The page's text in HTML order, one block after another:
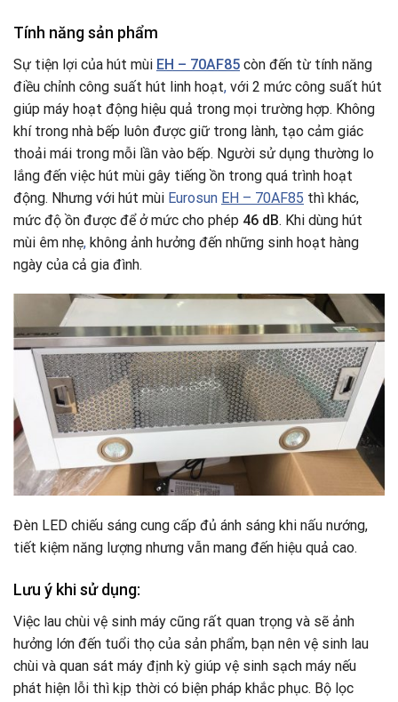
Tính năng sản phẩm
Sự tiện lợi của hút mùi EH – 70AF85 còn đến từ tính năng
điều chỉnh công suất hút linh hoạt, với 2 mức công suất hút
giúp máy hoạt động hiệu quả trong mọi trường hợp. Không
khí trong nhà bếp luôn được giữ trong lành, tạo cảm giác
thoải mái trong mỗi lần vào bếp. Người sử dụng thường lo
lắng đến việc hút mùi gây tiếng ồn trong quá trình hoạt
động. Nhưng với hút mùi Eurosun EH – 70AF85 thì khác,
mức độ ồn được để ở mức cho phép 46 dB. Khi dùng hút
mùi êm nhẹ, không ảnh hưởng đến những sinh hoạt hàng
ngày của cả gia đình.
Đèn LED chiếu sáng cung cấp đủ ánh sáng khi nấu nướng,
tiết kiệm năng lượng nhưng vẫn mang đến hiệu quả cao.
Lưu ý khi sử dụng:
Việc lau chùi vệ sinh máy cũng rất quan trọng và sẽ ảnh
hưởng lớn đến tuổi thọ của sản phẩm, bạn nên vệ sinh lau
chùi và quan sát máy định kỳ giúp vệ sinh sạch máy nếu
phát hiện lỗi thì kịp thời có biện pháp khắc phục. Bộ lọc